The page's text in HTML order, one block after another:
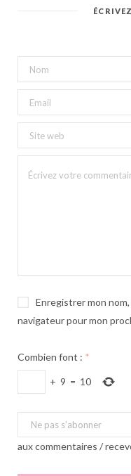
Enregistrer mon
navigateur pour mon
Combien font : *
+ 9 = 10
aux commentaires /